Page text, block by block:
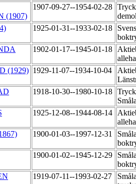
(1907)
1907-09-27--1954-02-28
1925-01-31--1933-02-18
1902-01-17--1945-01-18
(1929) 1929-11-07--1934-10-04
1918-10-30--1980-10-18
1925-12-08--1944-08-14
1900-01-03--1997-12-31
1900-01-02--1945-12-29
1919-07-11--1993-02-27